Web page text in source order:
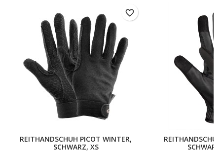
REITHANDSCHUH PICOT WINTER,
SCHWARZ, XS
favorite_border